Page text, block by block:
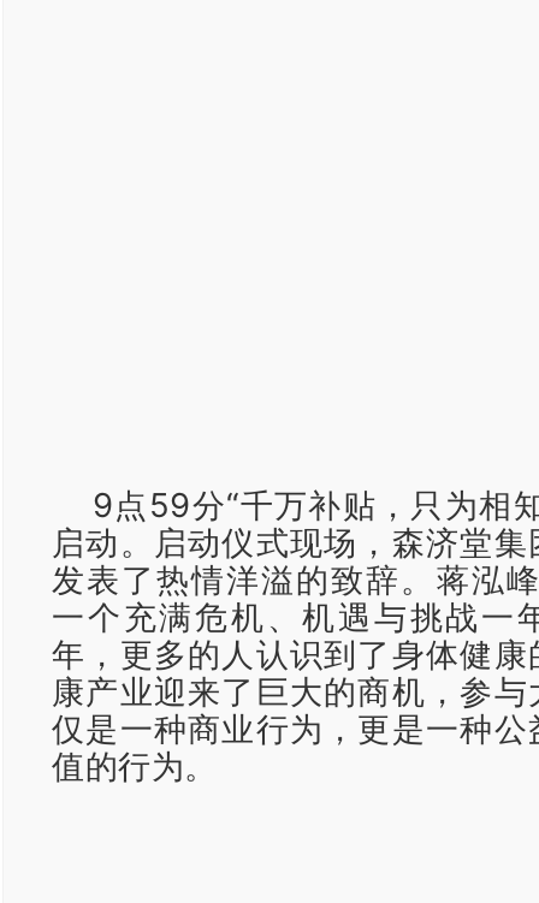
9点59分“千万补贴，只为相
启动。启动仪式现场，森济堂
发表了热情洋溢的致辞。蒋泓
一个充满危机、机遇与挑战一
年，更多的人认识到了身体健
康产业迎来了巨大的商机，参
仅是一种商业行为，更是一种
值的行为。